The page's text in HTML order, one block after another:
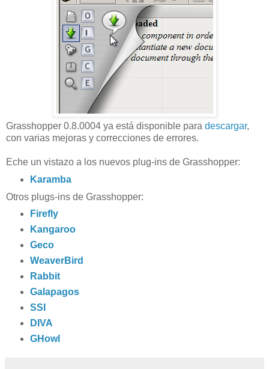
Grasshopper 0.8.0004 ya está disponible para descargar,
con varias mejoras y correcciones de errores.
Eche un vistazo a los nuevos plug-ins de Grasshopper:
Karamba
Otros plugs-ins de Grasshopper:
Firefly
Kangaroo
Geco
WeaverBird
Rabbit
Galapagos
SSI
DIVA
GHowl